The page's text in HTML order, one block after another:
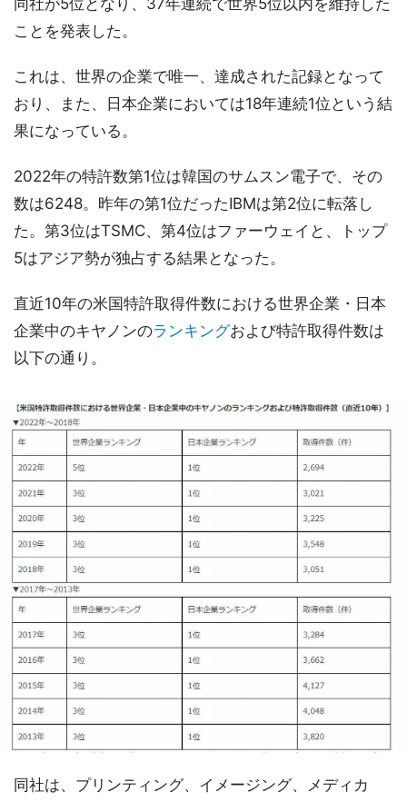
同社が5位となり、37年連続で世界5位以内を維持した
ことを発表した。
これは、世界の企業で唯一、達成された記録となって
おり、また、日本企業においては18年連続1位という結
果になっている。
2022年の特許数第1位は韓国のサムスン電子で、その
数は6248。昨年の第1位だったIBMは第2位に転落し
た。第3位はTSMC、第4位はファーウェイと、トップ
5はアジア勢が独占する結果となった。
直近10年の米国特許取得件数における世界企業・日本
企業中のキヤノンのランキングおよび特許取得件数は
以下の通り。
同社は、プリンティング、イメージング、メディカ